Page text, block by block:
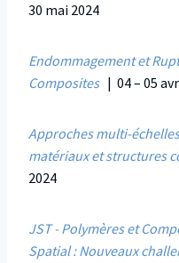
30 mai 2024
Endommagement et
Composites| 04 – 05
Approches multi-
matériaux et structures
2024
JST - Polymères et
Spatial : Nouveaux